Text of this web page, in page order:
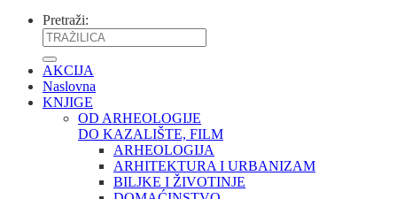
Pretraži:
AKCIJA
Naslovna
KNJIGE
OD ARHEOLOGIJE
DO KAZALIŠTE, FILM
ARHEOLOGIJA
ARHITEKTURA I URBANIZAM
BILJKE I ŽIVOTINJE